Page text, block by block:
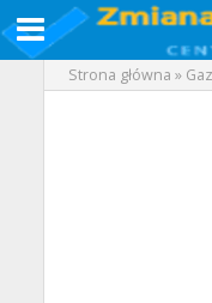
Strona główna »